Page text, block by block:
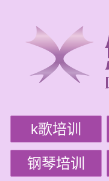
k歌培训
钢琴培训